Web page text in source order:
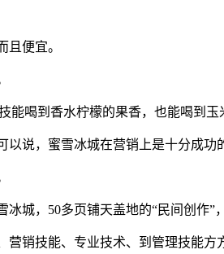
便宜。
喝到香水柠檬的果香，也能喝到玉
说，蜜雪冰城在营销上是十分成功
城，50多页铺天盖地的“民间创作”
销技能、专业技术、到管理技能方